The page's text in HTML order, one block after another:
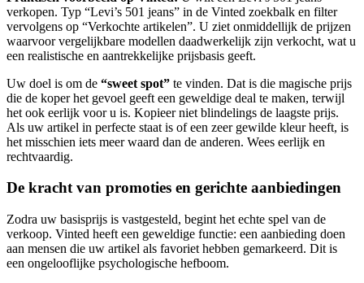
verkopen. Typ “Levi’s 501 jeans” in de Vinted zoekbalk en filter
vervolgens op “Verkochte artikelen”. U ziet onmiddellijk de prijzen
waarvoor vergelijkbare modellen daadwerkelijk zijn verkocht, wat u
een realistische en aantrekkelijke prijsbasis geeft.
Uw doel is om de “sweet spot” te vinden. Dat is die magische prijs
die de koper het gevoel geeft een geweldige deal te maken, terwijl
het ook eerlijk voor u is. Kopieer niet blindelings de laagste prijs.
Als uw artikel in perfecte staat is of een zeer gewilde kleur heeft, is
het misschien iets meer waard dan de anderen. Wees eerlijk en
rechtvaardig.
De kracht van promoties en gerichte aanbiedingen
Zodra uw basisprijs is vastgesteld, begint het echte spel van de
verkoop. Vinted heeft een geweldige functie: een aanbieding doen
aan mensen die uw artikel als favoriet hebben gemarkeerd. Dit is
een ongelooflijke psychologische hefboom.